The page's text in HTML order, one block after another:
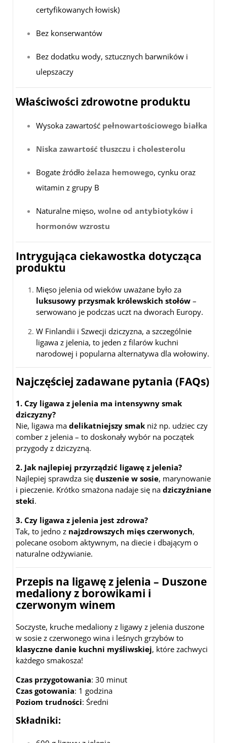
certyfikowanych łowisk)
Bez konserwantów
Bez dodatku wody, sztucznych barwników i
ulepszaczy
Właściwości zdrowotne produktu
Wysoka zawartość pełnowartościowego białka
Niska zawartość tłuszczu i cholesterolu
Bogate źródło żelaza hemowego, cynku oraz
witamin z grupy B
Naturalne mięso, wolne od antybiotyków i
hormonów wzrostu
Intrygująca ciekawostka dotycząca
produktu
Mięso jelenia od wieków uważane było za
luksusowy przysmak królewskich stołów –
serwowano je podczas uczt na dworach Europy.
W Finlandii i Szwecji dziczyzna, a szczególnie
ligawa z jelenia, to jeden z filarów kuchni
narodowej i popularna alternatywa dla wołowiny.
Najczęściej zadawane pytania (FAQs)
1. Czy ligawa z jelenia ma intensywny smak
dziczyzny?
Nie, ligawa ma delikatniejszy smak niż np. udziec czy
comber z jelenia – to doskonały wybór na początek
przygody z dziczyzną.
2. Jak najlepiej przyrządzić ligawę z jelenia?
Najlepiej sprawdza się duszenie w sosie, marynowanie
i pieczenie. Krótko smażona nadaje się na dziczyźniane
steki.
3. Czy ligawa z jelenia jest zdrowa?
Tak, to jedno z najzdrowszych mięs czerwonych,
polecane osobom aktywnym, na diecie i dbającym o
naturalne odżywianie.
Przepis na ligawę z jelenia – Duszone
medaliony z borowikami i
czerwonym winem
Soczyste, kruche medaliony z ligawy z jelenia duszone
w sosie z czerwonego wina i leśnych grzybów to
klasyczne danie kuchni myśliwskiej, które zachwyci
każdego smakosza!
Czas przygotowania: 30 minut
Czas gotowania: 1 godzina
Poziom trudności: Średni
Składniki: